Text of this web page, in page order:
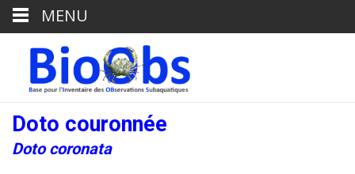
Doto couronnée
Doto coronata
MENU